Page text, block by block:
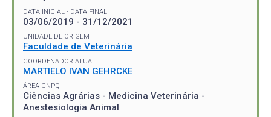
DATA INICIAL - DATA FINAL
03/06/2019 - 31/12/2021
UNIDADE DE ORIGEM
Faculdade de Veterinária
COORDENADOR ATUAL
MARTIELO IVAN GEHRCKE
ÁREA CNPQ
Ciências Agrárias - Medicina Veterinária -
Anestesiologia Animal